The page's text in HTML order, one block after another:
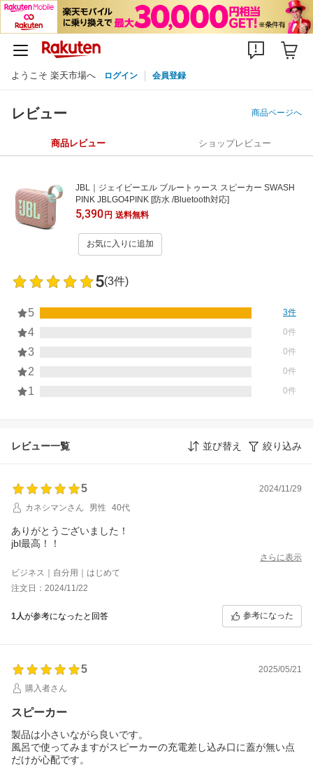
ようこそ 楽天市場へ ログイン 会員登録
レビュー 商品ページへ
商品レビュー ショップレビュー
JBL｜ジェイビーエル ブルートゥース スピーカー SWASH
PINK JBLGO4PINK [防水 /Bluetooth対応]
5,390円 送料無料
お気に入りに追加
5(3件)
5 3件
4 0件
3 0件
2 0件
1 0件
レビュー一覧 並び替え 絞り込み
5
2024/11/29
カネシマンさん
男性 40代
ありがとうございました！
jbl最高！！
さらに表示
ビジネス｜自分用｜はじめて
注文日：2024/11/22
1人が参考になったと回答 参考になった
5
2025/05/21
購入者さん
スピーカー
製品は小さいながら良いです。
風呂で使ってみますがスピーカーの充電差し込み口に蓋が無い点
だけが心配です。